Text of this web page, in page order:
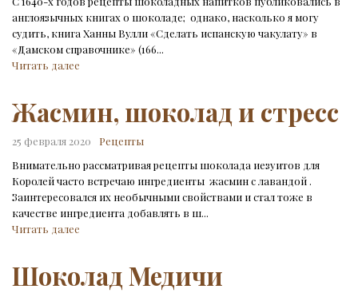
англоязычных книгах о шоколаде; однако, насколько я могу
судить, книга Ханны Вулли «Сделать испанскую чакулату» в
«Дамском справочнике» (166...
Читать далее
Жасмин, шоколад и стресс
25 февраля 2020
Рецепты
Внимательно рассматривая рецепты шоколада иезуитов для
Королей часто встречаю ингредиенты жасмин с лавандой .
Заинтересовался их необычными свойствами и стал тоже в
качестве ингредиента добавлять в ш...
Читать далее
Шоколад Медичи